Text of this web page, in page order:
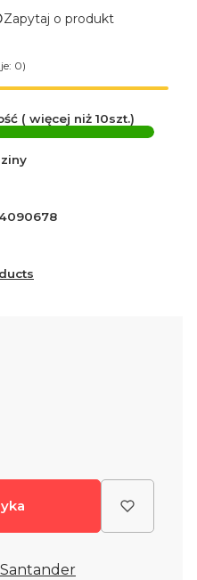
Zapytaj o produkt
0)
( więcej niż 10szt.)